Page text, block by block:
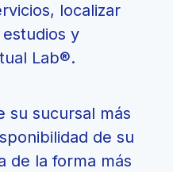
localizar
y
Lab®.
su sucursal más
de su
de la forma más